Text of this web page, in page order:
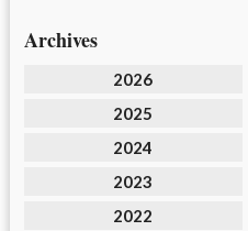
Archives
2026
2025
2024
2023
2022